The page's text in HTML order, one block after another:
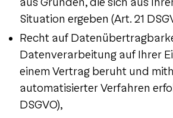
Situation ergeben (Art. 21
Recht auf
Datenverarbeitung auf Ihrer
einem Vertrag beruht und
automatisierter Verfahren
DSGVO),